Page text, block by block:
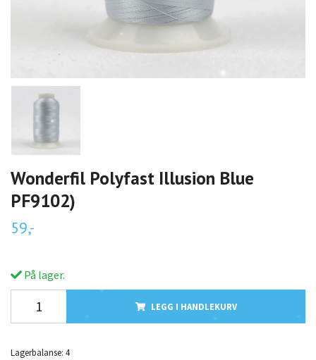
Wonderfil Polyfast Illusion Blue
PF9102)
59,-
På lager.
LEGG I HANDLEKURV
Lagerbalanse: 4